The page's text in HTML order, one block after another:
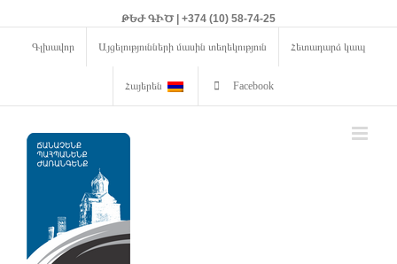
ԹԵԺ ԳԻԾ | +374 (10) 58-74-25
Գլխավոր Այցելությունների մասին տեղեկություն Հետադարձ կապ
Հայերեն Facebook